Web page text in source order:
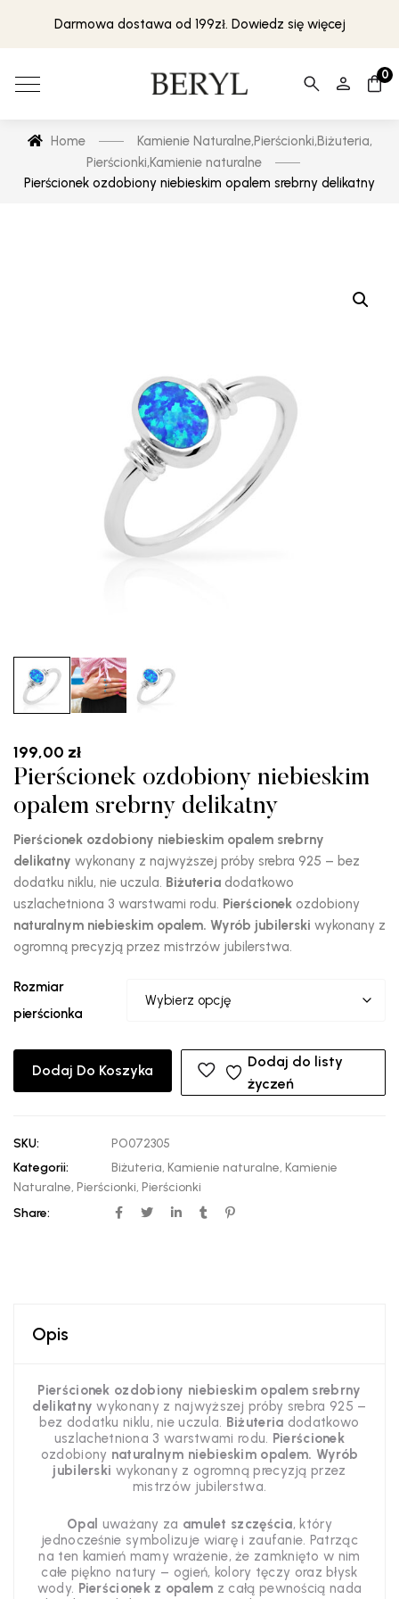
Darmowa dostawa od 199zł. Dowiedz się więcej
0
Home Kamienie Naturalne,Pierścionki,Biżuteria,
Pierścionki,Kamienie naturalne
Pierścionek ozdobiony niebieskim opalem srebrny delikatny
199,00 zł
Pierścionek ozdobiony niebieskim
opalem srebrny delikatny
Pierścionek ozdobiony niebieskim opalem srebrny
delikatny wykonany z najwyższej próby srebra 925 – bez
dodatku niklu, nie uczula. Biżuteria dodatkowo
uszlachetniona 3 warstwami rodu. Pierścionek ozdobiony
naturalnym niebieskim opalem. Wyrób jubilerski wykonany z
ogromną precyzją przez mistrzów jubilerstwa.
Rozmiar
pierścionka
Dodaj Do Koszyka
Dodaj do listy
życzeń
SKU:
PO072305
Kategorii:
Biżuteria, Kamienie naturalne, Kamienie
Naturalne, Pierścionki, Pierścionki
Share:
Opis
Pierścionek ozdobiony niebieskim opalem srebrny
delikatny wykonany z najwyższej próby srebra 925 –
bez dodatku niklu, nie uczula. Biżuteria dodatkowo
uszlachetniona 3 warstwami rodu. Pierścionek
ozdobiony naturalnym niebieskim opalem. Wyrób
jubilerski wykonany z ogromną precyzją przez
mistrzów jubilerstwa.
Opal uważany za amulet szczęścia, który
jednocześnie symbolizuje wiarę i zaufanie. Patrząc
na ten kamień mamy wrażenie, że zamknięto w nim
całe piękno natury – ogień, kolory tęczy oraz błysk
wody. Pierścionek z opalem z całą pewnością nada